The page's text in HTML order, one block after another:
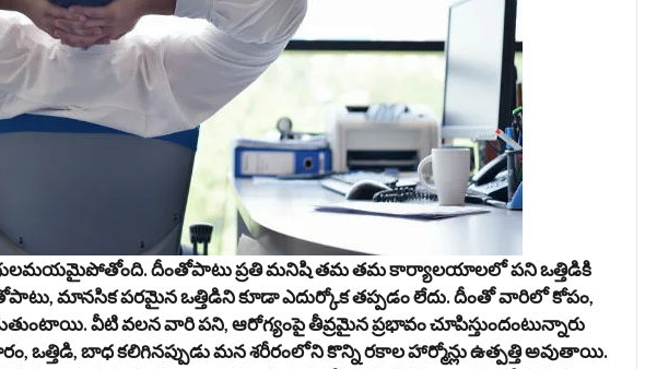
పరుగులమయమైపోతోంది. దీంతోపాటు ప్రతి మనిషి తమ తమ కార్యాలయాలలో పని ఒత్తిడికి
మానసిక పరమైన ఒత్తిడిని కూడా ఎదుర్కోక తప్పడం లేదు. దీంతో వారిలో కోపం,
వీటి వలన వారి పని, ఆరోగ్యంపై తీవ్రమైన ప్రభావం చూపిస్తుందంటున్నారు
ఒత్తిడి, బాధ కలిగినప్పుడు మన శరీరంలోని కొన్ని ర‌కాల‌ హార్మోన్లు ఉత్పత్తి అవుతాయి.